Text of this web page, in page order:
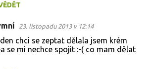
23. listopadu 2013 v 12:14
chci se zeptat dělala jsem krém
se mi nechce spojit :-( co mam dělat